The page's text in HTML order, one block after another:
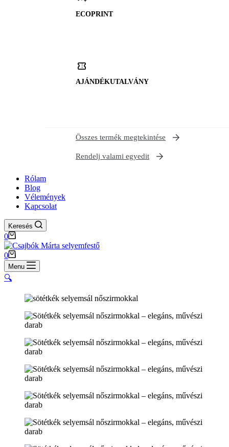
ECOPRINT
AJÁNDÉKUTALVÁNY
Összes termék megtekintése
Rendelj valami egyedit
Rólam
Blog
Vélemények
Kapcsolat
Keresés
Shopping
cart
0
Shopping
cart
0
Menu
🔍